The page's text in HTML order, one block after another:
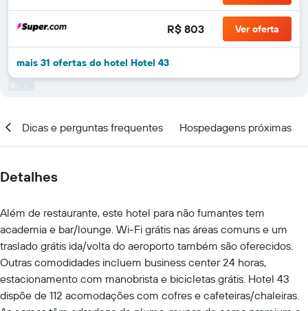
R$ 803 Ver oferta
mais 31 ofertas do hotel Hotel 43
Dicas e perguntas frequentes Hospedagens próximas
Detalhes
Além de restaurante, este hotel para não fumantes tem
academia e bar/lounge. Wi-Fi grátis nas áreas comuns e um
traslado grátis ida/volta do aeroporto também são oferecidos.
Outras comodidades incluem business center 24 horas,
estacionamento com manobrista e bicicletas grátis. Hotel 43
dispõe de 112 acomodações com cofres e cafeteiras/chaleiras.